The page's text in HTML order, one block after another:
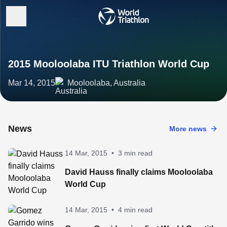
2015 Mooloolaba ITU Triathlon World Cup
Mar 14, 2015 Mooloolaba, Australia
News More news
14 Mar, 2015 • 3 min read
David Hauss finally claims Mooloolaba
World Cup
14 Mar, 2015 • 4 min read